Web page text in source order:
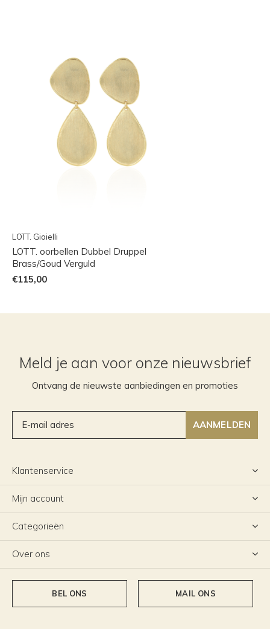
LOTT. Gioielli
LOTT. oorbellen Dubbel Druppel
Brass/Goud Verguld
€115,00
Meld je aan voor onze nieuwsbrief
Ontvang de nieuwste aanbiedingen en promoties
AANMELDEN
Klantenservice
Mijn account
Categorieën
Over ons
BEL ONS MAIL ONS